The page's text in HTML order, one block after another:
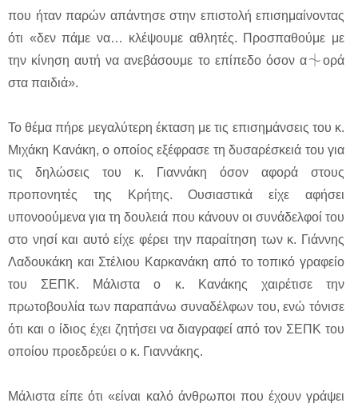
που ήταν παρών απάντησε στην επιστολή επισημαίνοντας
ότι «δεν πάμε να… κλέψουμε αθλητές. Προσπαθούμε με
την κίνηση αυτή να ανεβάσουμε το επίπεδο όσον α⏆ορά
στα παιδιά».
Το θέμα πήρε μεγαλύτερη έκταση με τις επισημάνσεις του κ.
Μιχάκη Κανάκη, ο οποίος εξέφρασε τη δυσαρέσκειά του για
τις δηλώσεις του κ. Γιαννάκη όσον αφορά στους
προπονητές της Κρήτης. Ουσιαστικά είχε αφήσει
υπονοούμενα για τη δουλειά που κάνουν οι συνάδελφοί του
στο νησί και αυτό είχε φέρει την παραίτηση των κ. Γιάννης
Λαδουκάκη και Στέλιου Καρκανάκη από το τοπικό γραφείο
του ΣΕΠΚ. Μάλιστα ο κ. Κανάκης χαιρέτισε την
πρωτοβουλία των παραπάνω συναδέλφων του, ενώ τόνισε
ότι και ο ίδιος έχει ζητήσει να διαγραφεί από τον ΣΕΠΚ του
οποίου προεδρεύει ο κ. Γιαννάκης.
Μάλιστα είπε ότι «είναι καλό άνθρωποι που έχουν γράψει